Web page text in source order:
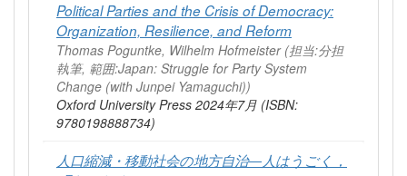
Political Parties and the Crisis of Democracy:
Organization, Resilience, and Reform
Thomas Poguntke, Wilhelm Hofmeister (担当:分担
執筆, 範囲:Japan: Struggle for Party System
Change (with Junpei Yamaguchi))
Oxford University Press 2024年7月 (ISBN:
9780198888734)
人口縮減・移動社会の地方自治―人はうごく，